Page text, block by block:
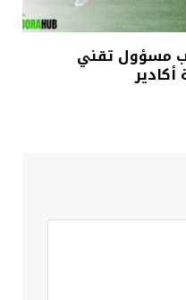
مسؤول تقني